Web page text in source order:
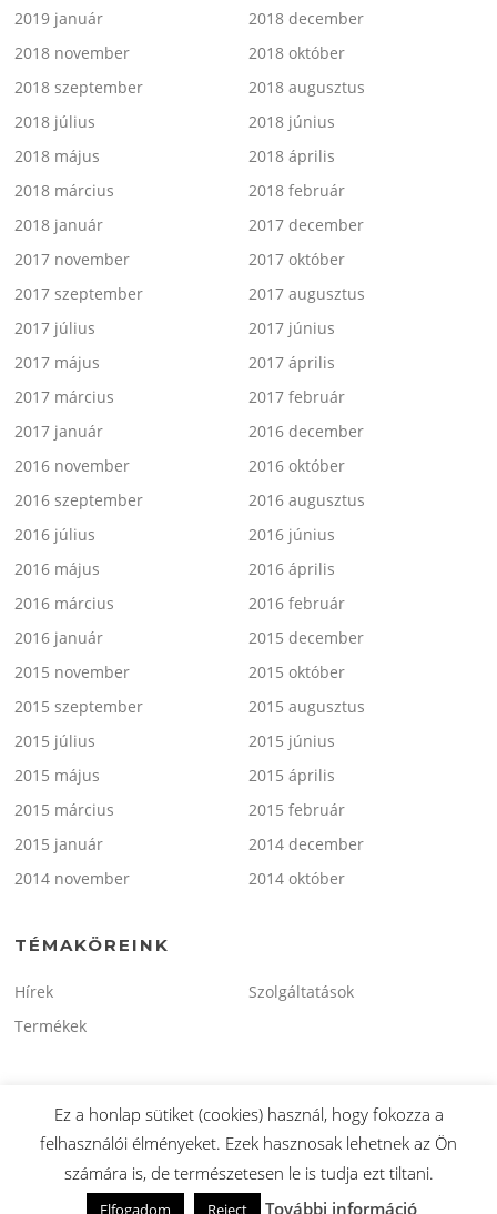
2019 január
2018 december
2018 november
2018 október
2018 szeptember
2018 augusztus
2018 július
2018 június
2018 május
2018 április
2018 március
2018 február
2018 január
2017 december
2017 november
2017 október
2017 szeptember
2017 augusztus
2017 július
2017 június
2017 május
2017 április
2017 március
2017 február
2017 január
2016 december
2016 november
2016 október
2016 szeptember
2016 augusztus
2016 július
2016 június
2016 május
2016 április
2016 március
2016 február
2016 január
2015 december
2015 november
2015 október
2015 szeptember
2015 augusztus
2015 július
2015 június
2015 május
2015 április
2015 március
2015 február
2015 január
2014 december
2014 november
2014 október
TÉMAKÖREINK
Hírek
Szolgáltatások
Termékek
Copyright © 2026 minitaxi.hu. Minden Jog Fenntartva.
Screenr parallax theme által FameThemes
Ez a honlap sütiket (cookies) használ, hogy fokozza a
felhasználói élményeket. Ezek hasznosak lehetnek az Ön
számára is, de természetesen le is tudja ezt tiltani.
Elfogadom Reject További információ